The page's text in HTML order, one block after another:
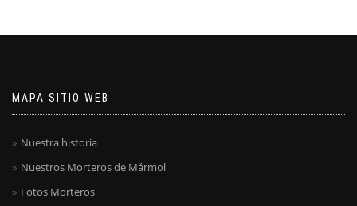
MAPA SITIO WEB
Nuestra historia
Nuestros Morteros de Mármol
Fotos Morteros